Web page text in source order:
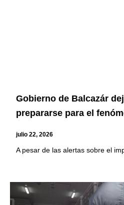
Gobierno de Balcazár
prepararse para el
julio 22, 2026
A pesar de las alertas sobre el